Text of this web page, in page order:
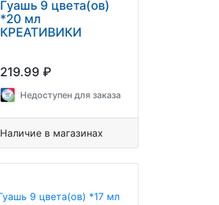
Гуашь 9 цвета(ов)
*20 мл
КРЕАТИВИКИ
219.99 ₽
Недоступен для заказа
Наличие в магазинах